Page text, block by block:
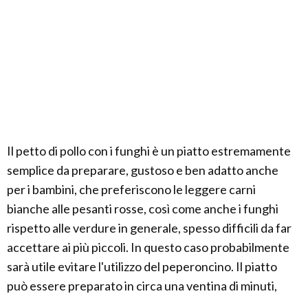
Il petto di pollo con i funghi è un piatto estremamente
semplice da preparare, gustoso e ben adatto anche
per i bambini, che preferiscono le leggere carni
bianche alle pesanti rosse, così come anche i funghi
rispetto alle verdure in generale, spesso difficili da far
accettare ai più piccoli. In questo caso probabilmente
sarà utile evitare l'utilizzo del peperoncino. Il piatto
può essere preparato in circa una ventina di minuti,